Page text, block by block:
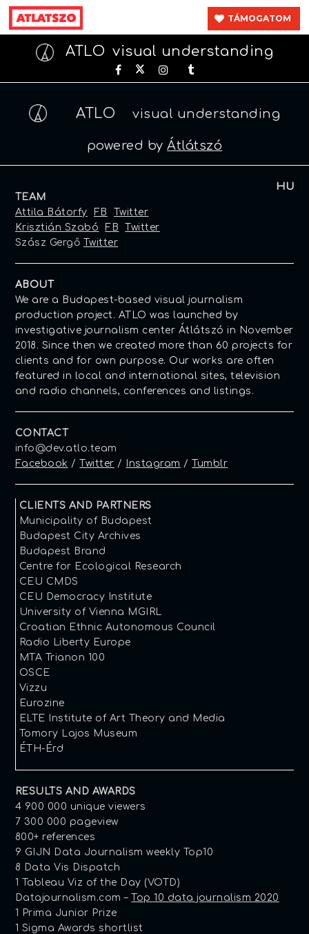
TÁMOGATOM
ATLO visual understanding
ATLO visual understanding
powered byÁtlátszó
HU
TEAM
Attila Bátorfy
FB
Twitter
Krisztián Szabó
FB
Twitter
Szász Gergő
Twitter
ABOUT
We are a Budapest-based visual journalism
production project. ATLO was launched by
investigative journalism center Átlátszó in November
2018. Since then we created more than 60 projects for
clients and for own purpose. Our works are often
featured in local and international sites, television
and radio channels, conferences and listings.
CONTACT
info@dev.atlo.team
Facebook / Twitter / Instagram / Tumblr
CLIENTS AND PARTNERS
Municipality of Budapest
Budapest City Archives
Budapest Brand
Centre for Ecological Research
CEU CMDS
CEU Democracy Institute
University of Vienna MGIRL
Croatian Ethnic Autonomous Council
Radio Liberty Europe
MTA Trianon 100
OSCE
Vizzu
Eurozine
ELTE Institute of Art Theory and Media
Tomory Lajos Museum
ÉTH-Érd
RESULTS AND AWARDS
4 900 000 unique viewers
7 300 000 pageview
800+ references
9 GIJN Data Journalism weekly Top10
8 Data Vis Dispatch
1 Tableau Viz of the Day (VOTD)
Datajournalism.com –Top 10 data journalism 2020
1 Prima Junior Prize
1 Sigma Awards shortlist